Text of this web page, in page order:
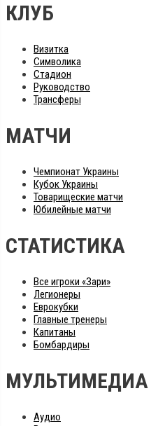
КЛУБ
Визитка
Символика
Стадион
Руководство
Трансферы
МАТЧИ
Чемпионат Украины
Кубок Украины
Товарищеские матчи
Юбилейные матчи
СТАТИСТИКА
Все игроки «Зари»
Легионеры
Еврокубки
Главные тренеры
Капитаны
Бомбардиры
МУЛЬТИМЕДИА
Аудио